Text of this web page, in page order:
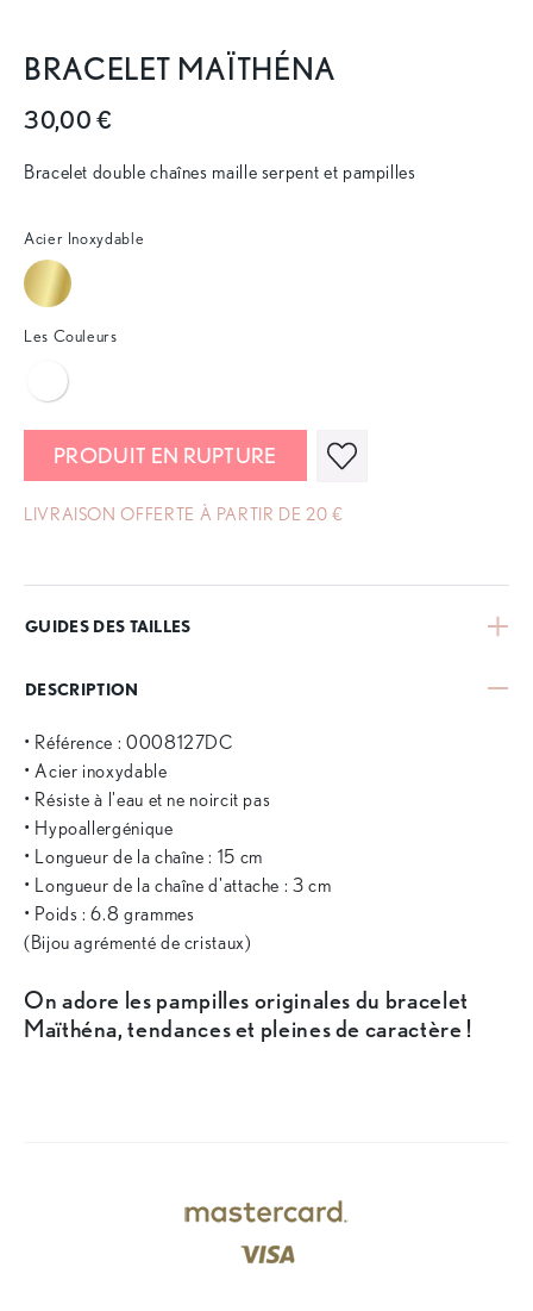
BRACELET MAÏTHÉNA
30,00 €
Bracelet double chaînes maille serpent et pampilles
Acier Inoxydable
Les Couleurs
PRODUIT EN RUPTURE
LIVRAISON OFFERTE À PARTIR DE 20 €
GUIDES DES TAILLES
DESCRIPTION
• Référence : 0008127DC
• Acier inoxydable
• Résiste à l'eau et ne noircit pas
• Hypoallergénique
• Longueur de la chaîne : 15 cm
• Longueur de la chaîne d'attache : 3 cm
• Poids : 6.8 grammes
(Bijou agrémenté de cristaux)
On adore les pampilles originales du bracelet
Maïthéna, tendances et pleines de caractère !